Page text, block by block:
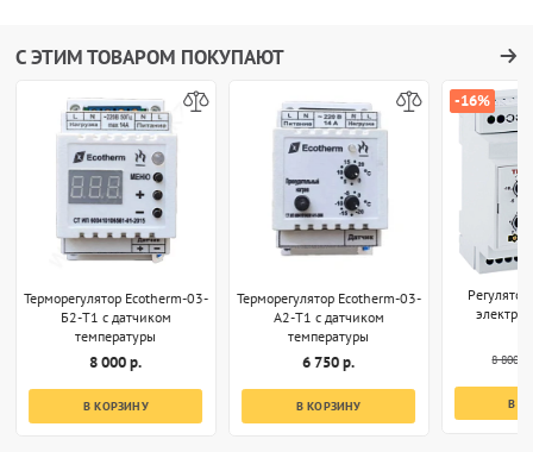
С ЭТИМ ТОВАРОМ ПОКУПАЮТ
Терморегулятор Ecotherm-03-
Б2-T1 с датчиком
температуры
8 000 р.
В КОРЗИНУ
Терморегулятор Ecotherm-03-
А2-T1 с датчиком
температуры
6 750 р.
В КОРЗИНУ
-16%
8 800 р.
В